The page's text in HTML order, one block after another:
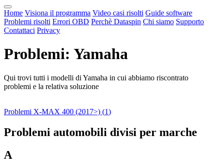
Home Visiona il programma Video casi risolti Guide software
Problemi risolti Errori OBD Perchè Dataspin Chi siamo Supporto
Contattaci Privacy
Problemi: Yamaha
Qui trovi tutti i modelli di Yamaha in cui abbiamo riscontrato
problemi e la relativa soluzione
Problemi X-MAX 400 (2017>) (1)
Problemi automobili divisi per marche
A